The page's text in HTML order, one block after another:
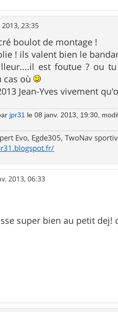
23:35
boulot de montage !
! ils valent bien le
est foutue ? ou
cas où
Jean-Yves vivement
jpr31 le 08 janv. 2013, 19:30,
Evo, Egde305, TwoNav
2013, 06:33
super bien au petit